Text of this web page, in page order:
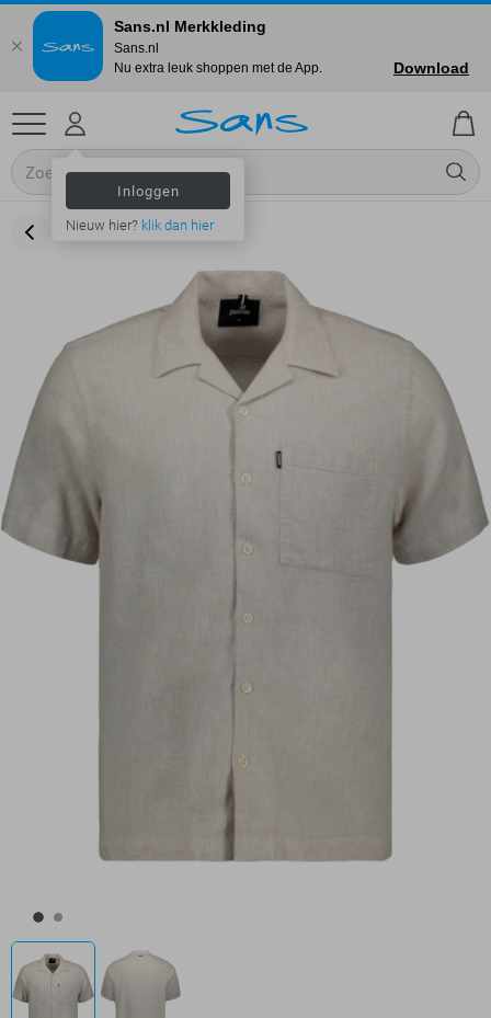
Inloggen
Nieuw hier? klik dan hier
Sans.nl Merkkleding
Sans.nl
Nu extra leuk shoppen met de App.
Download